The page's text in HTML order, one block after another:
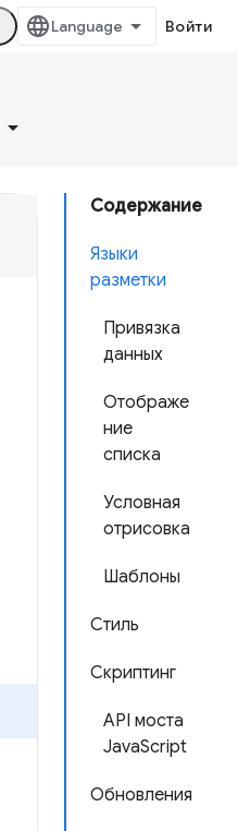
Войти
Содержание
Языки
разметки
Привязка
данных
Отображе
ние
списка
Условная
отрисовка
Шаблоны
Стиль
Скриптинг
API моста
JavaScript
Обновления